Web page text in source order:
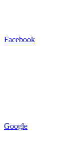
Facebook
Google